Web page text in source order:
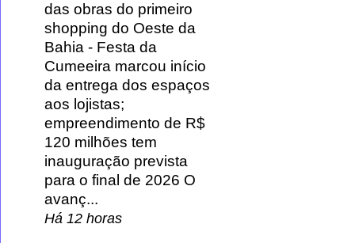
das obras do primeiro
shopping do Oeste da
Bahia - Festa da
Cumeeira marcou início
da entrega dos espaços
aos lojistas;
empreendimento de R$
120 milhões tem
inauguração prevista
para o final de 2026 O
avanç...
Há 12 horas